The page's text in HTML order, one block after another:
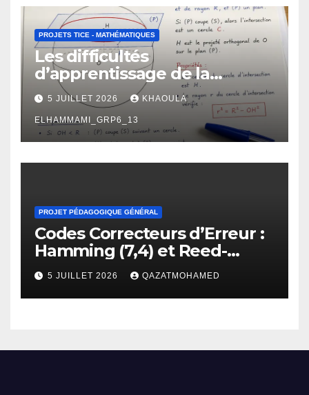
PROJETS TICE - MATHÉMATIQUES
Les difficultés
d’apprentissage de la
géométrie chez les élèves de
2 -ème BAC : manifestations,
causes et propositions de
remédiation.
5 JUILLET 2026 KHAOULA
ELHAMMAMI_GRP6_13
PROJET PÉDAGOGIQUE GÉNÉRAL
Codes Correcteurs d’Erreur :
Hamming (7,4) et Reed-
Solomon
5 JUILLET 2026 QAZATMOHAMED